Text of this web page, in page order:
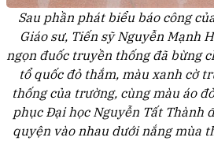
Sau phần phát biểu báo công
Giáo sư, Tiến sỹ Nguyễn Mạnh
ngọn đuốc truyền thống đã bừng
tổ quốc đỏ thắm, màu xanh cờ
thống của trường, cùng màu áo
phục Đại học Nguyễn Tất Thành
quyện vào nhau dưới nắng mùa